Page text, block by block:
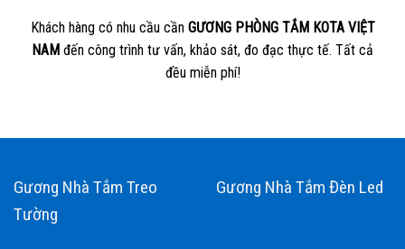
Khách hàng có nhu cầu cần GƯƠNG PHÒNG TẮM KOTA VIỆT
NAM đến công trình tư vấn, khảo sát, đo đạc thực tế. Tất cả
đều miễn phí!
Gương Nhà Tắm Treo
Tường
Gương Nhà Tắm Đèn Led